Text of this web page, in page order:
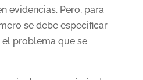
evidencias. Pero, para
se debe especificar
problema que se